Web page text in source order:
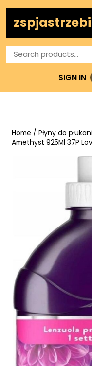
content
Search
for:
SIGN IN
Home / Płyny do
Amethyst 925Ml 37P